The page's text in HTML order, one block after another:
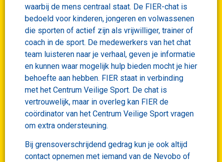
waarbij de mens centraal staat. De FIER-chat is
bedoeld voor kinderen, jongeren en volwassenen
die sporten of actief zijn als vrijwilliger, trainer of
coach in de sport. De medewerkers van het chat
team luisteren naar je verhaal, geven je informatie
en kunnen waar mogelijk hulp bieden mocht je hier
behoefte aan hebben. FIER staat in verbinding
met het Centrum Veilige Sport. De chat is
vertrouwelijk, maar in overleg kan FIER de
coördinator van het Centrum Veilige Sport vragen
om extra ondersteuning.
Bij grensoverschrijdend gedrag kun je ook altijd
contact opnemen met iemand van de Nevobo of